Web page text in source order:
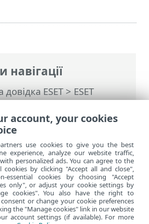
ESET>ESET
>Інсталяція>
інсталяція > Активація
повну версію
account, your cookies
use cookies to give you the best
experience, analyze our website traffic,
personalized ads. You can agree to the
cookies by clicking "Accept all and close",
essential cookies by choosing "Accept
only", or adjust your cookie settings by
cookies". You also have the right to
or change your cookie preferences
the "Manage cookies" link in our website
account settings (if available). For more